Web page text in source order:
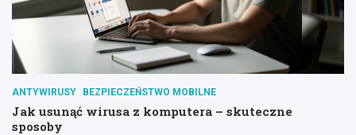
ANTYWIRUSY BEZPIECZEŃSTWO MOBILNE
Jak usunąć wirusa z komputera – skuteczne
sposoby